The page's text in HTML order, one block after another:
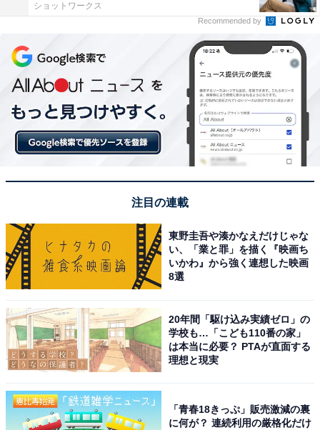
母親一人でもよいですが、親子での共同作業もおすすめ
です。作品作りを通して子どもの達成感を後押しできた
ら、子どもの自信の源になるでしょう。
まだ年齢が小さくて細かい作業ができない場合や、工作
てみても。子どもが、自分自身を“決定できる存在”と感
じて、自分自身を大切な存在だと認める第一歩になりま
す。母親もまた、褒められることが少ない“母親という役
分自身の自己肯定感アップにもつながります。
ショットワークス
Recommended by
注目の連載
東野圭吾や湊かなえだけじゃな
い、「業と罪」を描く『映画ち
いかわ』から強く連想した映画
8選
20年間「駆け込み実績ゼロ」の
学校も…「こども110番の家」
は本当に必要？ PTAが直面する
理想と現実
「青春18きっぷ」販売激減の裏
に何が？ 連続利用の厳格化だけ